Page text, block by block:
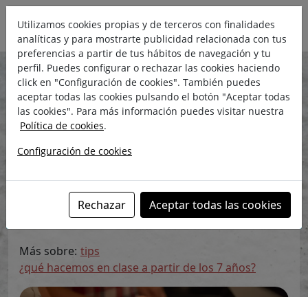
El blog de Rocío
Conoce las claves de estudio para
tu hij@ pianista
lunes, 7 de octubre de 2019
Directora en ©Yoglar, escuela de
música
Más sobre: tips
¿qué hacemos en clase a partir de los 7 años?
Utilizamos cookies propias y de terceros con finalidades
analíticas y para mostrarte publicidad relacionada con tus
preferencias a partir de tus hábitos de navegación y tu
perfil. Puedes configurar o rechazar las cookies haciendo
click en "Configuración de cookies". También puedes
aceptar todas las cookies pulsando el botón "Aceptar todas
las cookies". Para más información puedes visitar nuestra
Política de cookies.
Configuración de cookies
Rechazar Aceptar todas las cookies